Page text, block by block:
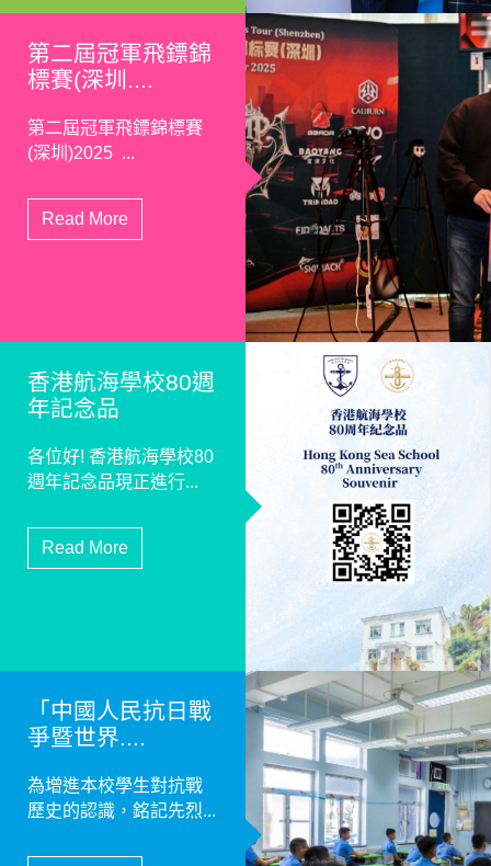
第二屆冠軍飛鏢錦
標賽(深圳....
第二屆冠軍飛鏢錦標賽
(深圳)2025 ...
Read More
香港航海學校80週
年記念品
各位好! 香港航海學校80
週年記念品現正進行...
Read More
「中國人民抗日戰
爭暨世界....
為增進本校學生對抗戰
歷史的認識，銘記先烈...